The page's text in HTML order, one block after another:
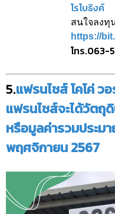
โรโบธิงค์
สนใจลงทุ
https://
โทร.063-
5.แฟรนไชส์ โคโค่ ว
แฟรนไชส์จะได้วัตถุ
หรือมูลค่ารวมประม
พฤศจิกายน 2567